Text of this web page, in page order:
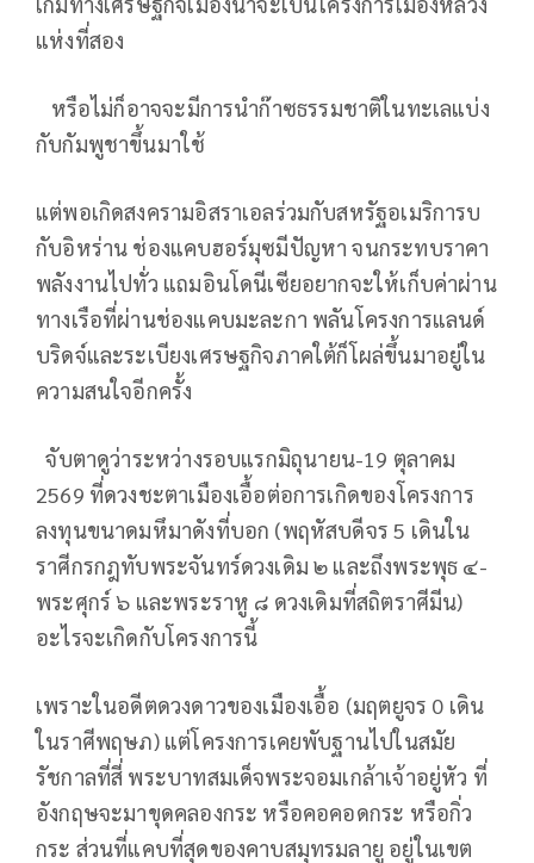
แห่งที่สอง
หรือไม่ก็อาจจะมีการนำก๊าซธรรมชาติในทะเลแบ่ง
กับกัมพูชาขึ้นมาใช้
แต่พอเกิดสงครามอิสราเอลร่วมกับสหรัฐอเมริการบ
กับอิหร่าน ช่องแคบฮอร์มุซมีปัญหา จนกระทบราคา
พลังงานไปทั่ว แถมอินโดนีเซียอยากจะให้เก็บค่าผ่าน
ทางเรือที่ผ่านช่องแคบมะละกา พลันโครงการแลนด์
บริดจ์และระเบียงเศรษฐกิจภาคใต้ก็โผล่ขึ้นมาอยู่ใน
ความสนใจอีกครั้ง
จับตาดูว่าระหว่างรอบแรกมิถุนายน-19 ตุลาคม
2569 ที่ดวงชะตาเมืองเอื้อต่อการเกิดของโครงการ
ลงทุนขนาดมหึมาดังที่บอก (พฤหัสบดีจร 5 เดินใน
ราศีกรกฎทับพระจันทร์ดวงเดิม ๒ และถึงพระพุธ ๔-
พระศุกร์ ๖ และพระราหู ๘ ดวงเดิมที่สถิตราศีมีน)
อะไรจะเกิดกับโครงการนี้
เพราะในอดีตดวงดาวของเมืองเอื้อ (มฤตยูจร 0 เดิน
ในราศีพฤษภ) แต่โครงการเคยพับฐานไปในสมัย
รัชกาลที่สี่ พระบาทสมเด็จพระจอมเกล้าเจ้าอยู่หัว ที่
อังกฤษจะมาขุดคลองกระ หรือคอคอดกระ หรือกิ่ว
กระ ส่วนที่แคบที่สุดของคาบสมุทรมลายู อยู่ในเขต